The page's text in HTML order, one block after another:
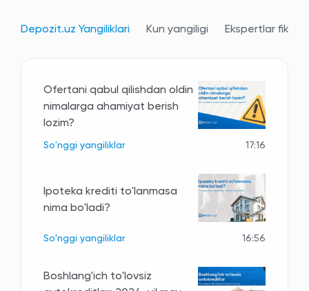
Depozit.uz Yangiliklari Kun yangiligi Ekspertlar fikri
Ofertani qabul qilishdan oldin
nimalarga ahamiyat berish
lozim?
So'nggi yangiliklar 17:16
Ipoteka krediti to'lanmasa
nima bo'ladi?
So'nggi yangiliklar 16:56
Boshlang'ich to'lovsiz